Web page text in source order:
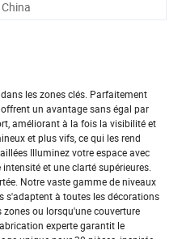
China
les zones clés. Parfaitement
un avantage sans égal par
améliorant à la fois la visibilité et
et plus vifs, ce qui les rend
Illuminez votre espace avec
et une clarté supérieures.
Notre vaste gamme de niveaux
s'adaptent à toutes les décorations
ou lorsqu'une couverture
experte garantit le